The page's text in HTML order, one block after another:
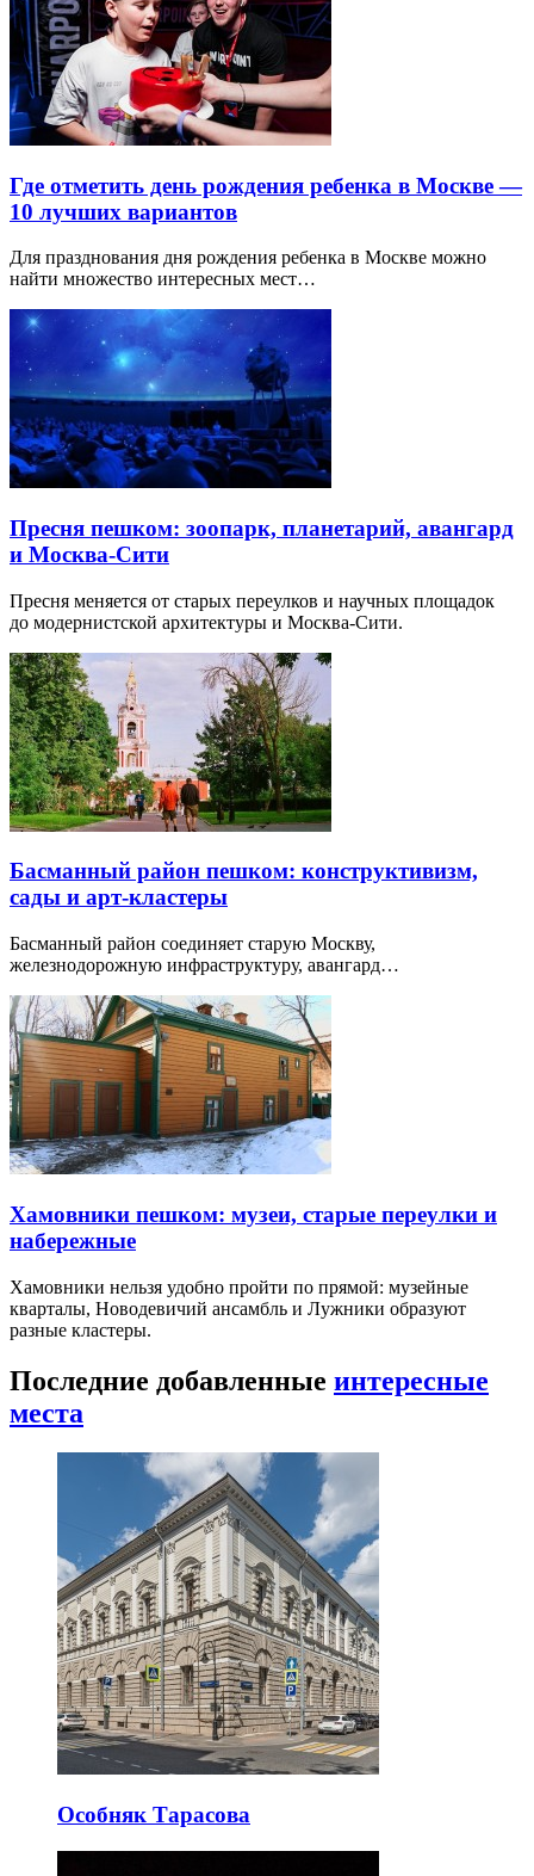
Где отметить день рождения ребенка в Москве —
10 лучших вариантов
Для празднования дня рождения ребенка в Москве можно
найти множество интересных мест…
Пресня пешком: зоопарк, планетарий, авангард
и Москва-Сити
Пресня меняется от старых переулков и научных площадок
до модернистской архитектуры и Москва-Сити.
Басманный район пешком: конструктивизм,
сады и арт-кластеры
Басманный район соединяет старую Москву,
железнодорожную инфраструктуру, авангард…
Хамовники пешком: музеи, старые переулки и
набережные
Хамовники нельзя удобно пройти по прямой: музейные
кварталы, Новодевичий ансамбль и Лужники образуют
разные кластеры.
Последние добавленные интересные
места
Особняк Тарасова